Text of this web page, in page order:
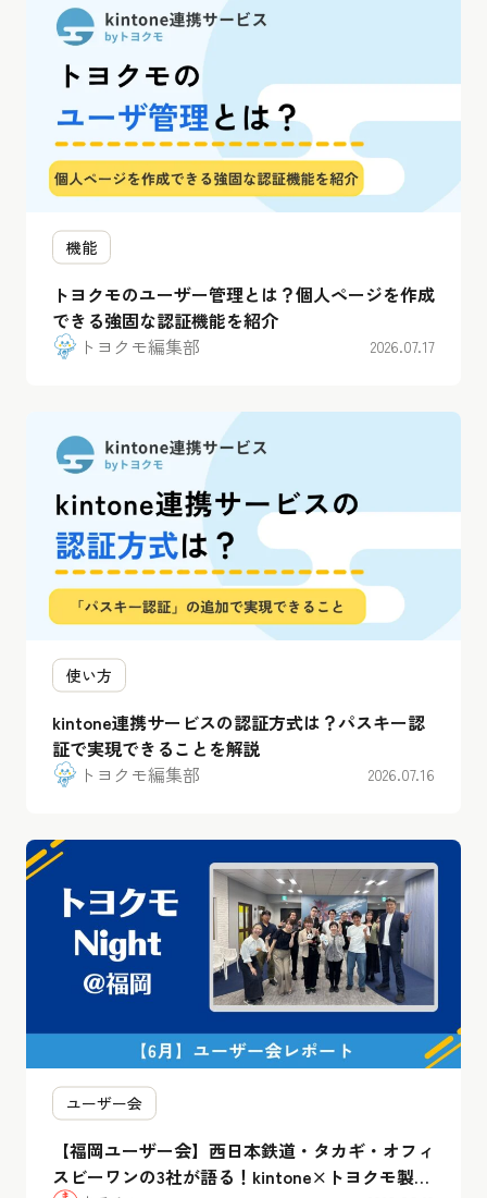
機能
トヨクモのユーザー管理とは？個人ページを作成
できる強固な認証機能を紹介
トヨクモ編集部
2026.07.17
使い方
kintone連携サービスの認証方式は？パスキー認
証で実現できることを解説
トヨクモ編集部
2026.07.16
ユーザー会
【福岡ユーザー会】西日本鉄道・タカギ・オフィ
スビーワンの3社が語る！kintone×トヨクモ製品